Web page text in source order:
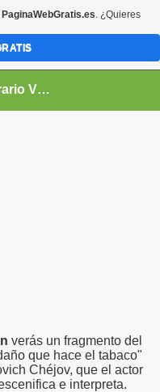
Encuentro Literario Virtual
verás un fragmento del
que hace el tabaco"
Chéjov, que el actor
e interpreta.
PaginaWebGratis.es. ¿Quieres